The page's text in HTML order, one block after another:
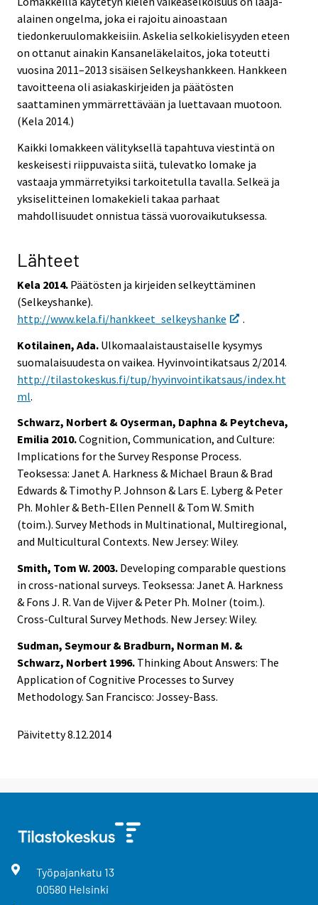
alainen ongelma, joka ei rajoitu ainoastaan
tiedonkeruulomakkeisiin. Askelia selkokielisyyden eteen
on ottanut ainakin Kansaneläkelaitos, joka toteutti
vuosina 2011–2013 sisäisen Selkeyshankkeen. Hankkeen
tavoitteena oli asiakaskirjeiden ja päätösten
saattaminen ymmärrettävään ja luettavaan muotoon.
(Kela 2014.)
Kaikki lomakkeen välityksellä tapahtuva viestintä on
keskeisesti riippuvaista siitä, tulevatko lomake ja
vastaaja ymmärretyiksi tarkoitetulla tavalla. Selkeä ja
yksiselitteinen lomakekieli takaa parhaat
mahdollisuudet onnistua tässä vuorovaikutuksessa.
Lähteet
Kela 2014. Päätösten ja kirjeiden selkeyttäminen
(Selkeyshanke).
http://www.kela.fi/hankkeet_selkeyshanke
.
Kotilainen, Ada. Ulkomaalaistaustaiselle kysymys
suomalaisuudesta on vaikea. Hyvinvointikatsaus 2/2014.
http://tilastokeskus.fi/tup/hyvinvointikatsaus/index.ht
ml.
Schwarz, Norbert & Oyserman, Daphna & Peytcheva,
Emilia 2010.Cognition, Communication, and Culture:
Implications for the Survey Response Process.
Teoksessa: Janet A. Harkness & Michael Braun & Brad
Edwards & Timothy P. Johnson & Lars E. Lyberg & Peter
Ph. Mohler & Beth-Ellen Pennell & Tom W. Smith
(toim.). Survey Methods in Multinational, Multiregional,
and Multicultural Contexts. New Jersey: Wiley.
Smith, Tom W. 2003. Developing comparable questions
in cross-national surveys. Teoksessa: Janet A. Harkness
& Fons J. R. Van de Vijver & Peter Ph. Molner (toim.).
Cross-Cultural Survey Methods. New Jersey: Wiley.
Sudman, Seymour & Bradburn, Norman M. &
Schwarz, Norbert 1996. Thinking About Answers: The
Application of Cognitive Processes to Survey
Methodology. San Francisco: Jossey-Bass.
Päivitetty 8.12.2014
Työpajankatu 13
00580 Helsinki